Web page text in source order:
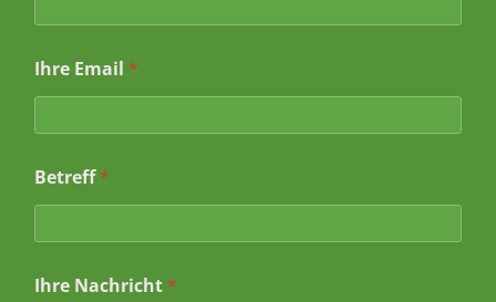
Ihre Email *
Betreff*
h
Ihre Nachricht *